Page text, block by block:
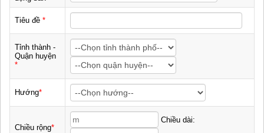
Tiêu đề *
Tỉnh thành -
Quận huyện
*
Hướng*
Chiều rộng*
Chiều dài: